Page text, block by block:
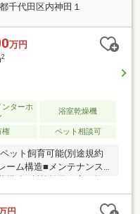
千代田区内神田１
万円
2
ンターホ
浴室乾燥機
権 ペット相談可
ット飼育可能(別途規約
ーム構造■メンテナンス
構造■断熱効果の高い複
が受け取れる宅配ボッ
可能■洋室のウォールドア
円